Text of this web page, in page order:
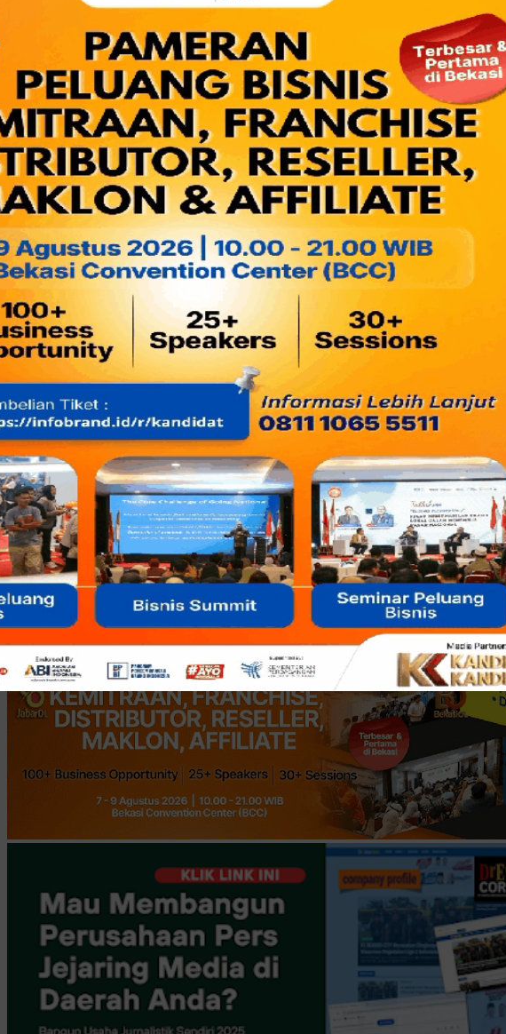
Skandal suap wisma atlet menyeret Menteri Pemuda Olahraga, Andi
Kemenakertrans yang menyebut-nyebut Muhaimin Iskandar terlibat juga
kepercayaan publik. Tidak hanya itu, soal moral para menteri juga
Perumahan Rakyat Suharso Monoarfa, Menteri Perhubungan Freddy
Sumber Daya Mineral Darwin Zahedy Saleh. Sedangkan kinerja terburuk
Suswono yang tidak dapat mengendalikan harga beras dan Menteri Agama
bisa menyelesaikan soal aksi kekerasan atas nama agama.(MEL)